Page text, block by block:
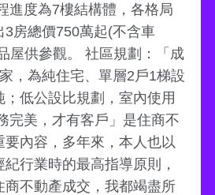
進度為7樓結構體，各格局
3房總價750萬起(不含車
屋供參觀。 社區規劃：「成
，為純住宅、單層2戶1梯設
低公設比規劃，室內使用
完美，才有客戶」是住商不
內容，多年來，本人也以
行業時的最高指導原則，
商不動產成交，我都竭盡所